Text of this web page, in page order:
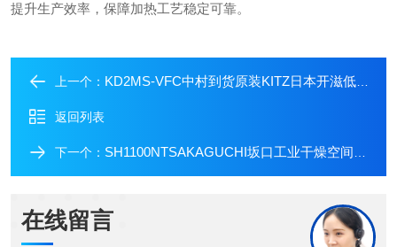
提升生产效率，保障加热工艺稳定可靠。
上一个： KD2MS-VFC中村到货原装KITZ日本开滋低能耗型隔膜阀
返回列表
下一个： SH1100NTSAKAGUCHI坂口工业干燥空间加热器中村现货
在线留言